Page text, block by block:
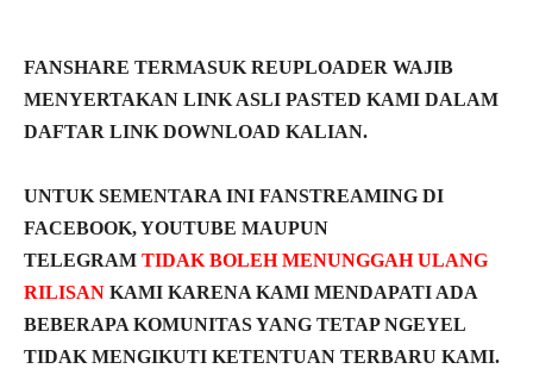
FANSHARE TERMASUK REUPLOADER WAJIB
MENYERTAKAN LINK ASLI PASTED KAMI DALAM
DAFTAR LINK DOWNLOAD KALIAN.
UNTUK SEMENTARA INI FANSTREAMING DI
FACEBOOK, YOUTUBE MAUPUN
TELEGRAM TIDAK BOLEH MENUNGGAH ULANG
RILISAN KAMI KARENA KAMI MENDAPATI ADA
BEBERAPA KOMUNITAS YANG TETAP NGEYEL
TIDAK MENGIKUTI KETENTUAN TERBARU KAMI.